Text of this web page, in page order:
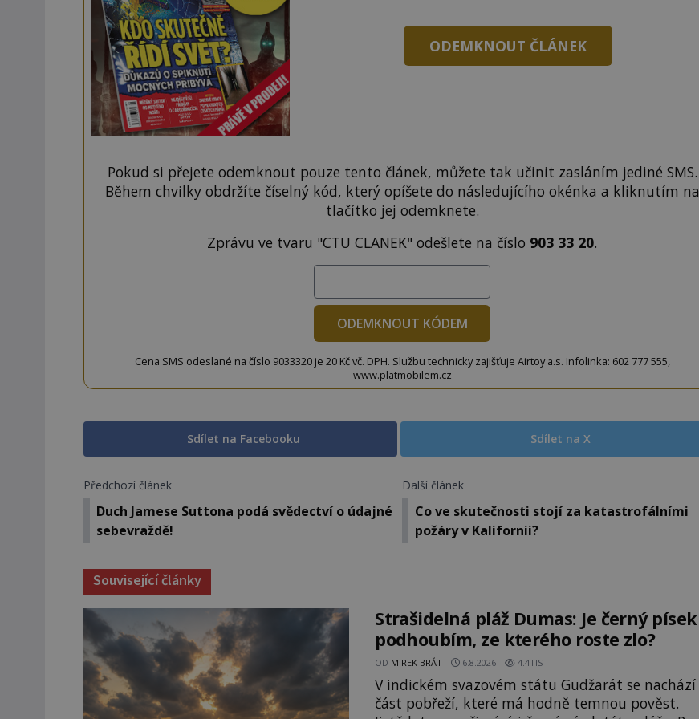
ODEMKNOUT ČLÁNEK
Pokud si přejete odemknout pouze tento článek, můžete tak učinit zasláním jediné SMS.
Během chvilky obdržíte číselný kód, který opíšete do následujícího okénka a kliknutím na
tlačítko jej odemknete.
Zprávu ve tvaru "CTU CLANEK" odešlete na číslo 903 33 20.
ODEMKNOUT KÓDEM
Cena SMS odeslané na číslo 9033320 je 20 Kč vč. DPH. Službu technicky zajišťuje Airtoy a.s. Infolinka: 602 777 555,
www.platmobilem.cz
Sdílet na Facebooku Sdílet na X
Předchozí článek
Duch Jamese Suttona podá svědectví o údajné
sebevraždě!
Další článek
Co ve skutečnosti stojí za katastrofálními
požáry v Kalifornii?
Související články
Strašidelná pláž Dumas: Je černý písek
podhoubím, ze kterého roste zlo?
OD MIREK BRÁT 6.8.2026 4.4TIS
V indickém svazovém státu Gudžarát se nachází
část pobřeží, které má hodně temnou pověst.